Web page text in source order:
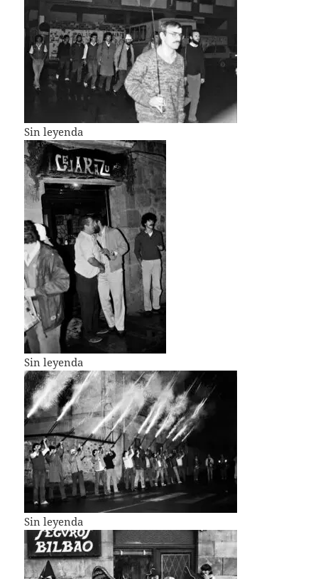
Sin leyenda
Sin leyenda
Sin leyenda